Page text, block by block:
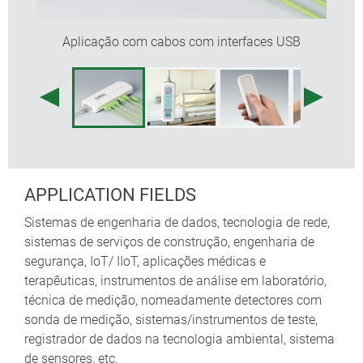
pilares de fixação para PCBs e componentes na
fixando abraçadeira para tubos redondos até ø 32
mm disponíveis como acessórios (CONNECT S:
90/120 mm de comprimento, CONNECT M:
116/156 mm de comprimento)
suporte para colocação segura nomeadamente na
Aplicação com cabos com interfaces USB
APPLICATION FIELDS
Sistemas de engenharia de dados, tecnologia de rede,
sistemas de serviços de construção, engenharia de
segurança, IoT/ IIoT, aplicações médicas e
terapêuticas, instrumentos de análise em laboratório,
técnica de medição, nomeadamente detectores com
sonda de medição, sistemas/instrumentos de teste,
registrador de dados na tecnologia ambiental, sistema
de sensores, etc.